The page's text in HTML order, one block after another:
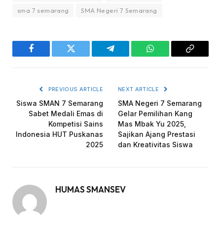
sma 7 semarang
SMA Negeri 7 Semarang
Facebook Twitter Telegram WhatsAppCopy
PREVIOUS ARTICLE
Siswa SMAN 7 Semarang
Sabet Medali Emas di
Kompetisi Sains
Indonesia HUT Puskanas
2025
NEXT ARTICLE
SMA Negeri 7 Semarang
Gelar Pemilihan Kang
Mas Mbak Yu 2025,
Sajikan Ajang Prestasi
dan Kreativitas Siswa
HUMAS SMANSEV